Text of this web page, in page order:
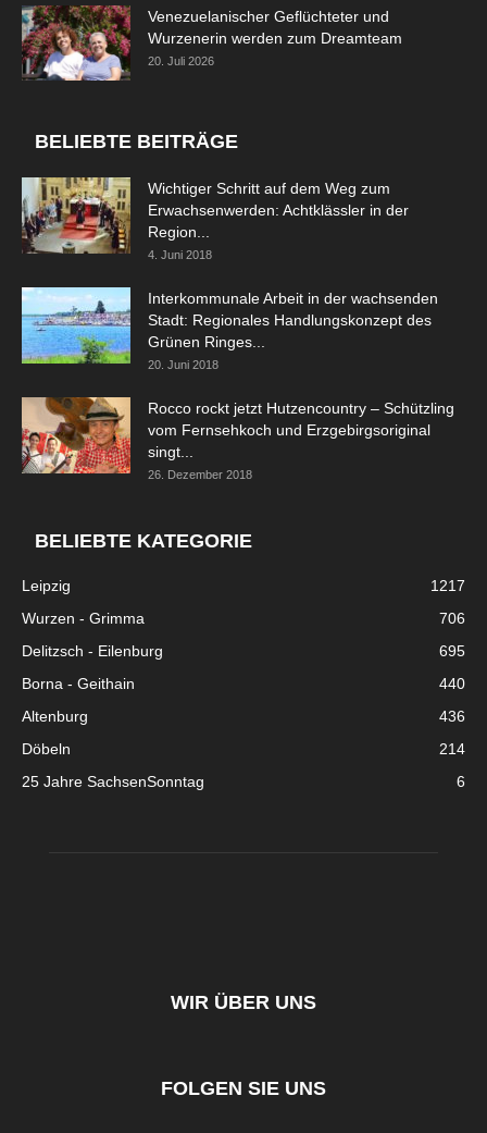
Venezuelanischer Geflüchteter und
Wurzenerin werden zum Dreamteam
20. Juli 2026
BELIEBTE BEITRÄGE
Wichtiger Schritt auf dem Weg zum
Erwachsenwerden: Achtklässler in der
Region...
4. Juni 2018
Interkommunale Arbeit in der wachsenden
Stadt: Regionales Handlungskonzept des
Grünen Ringes...
20. Juni 2018
Rocco rockt jetzt Hutzencountry – Schützling
vom Fernsehkoch und Erzgebirgsoriginal
singt...
26. Dezember 2018
BELIEBTE KATEGORIE
Leipzig
1217
Wurzen - Grimma
706
Delitzsch - Eilenburg
695
Borna - Geithain
440
Altenburg
436
Döbeln
214
25 Jahre SachsenSonntag
6
WIR ÜBER UNS
FOLGEN SIE UNS